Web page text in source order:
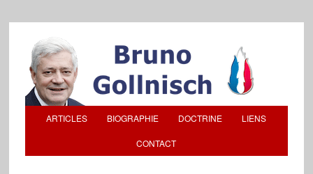
ARTICLES BIOGRAPHIE DOCTRINE LIENS
CONTACT